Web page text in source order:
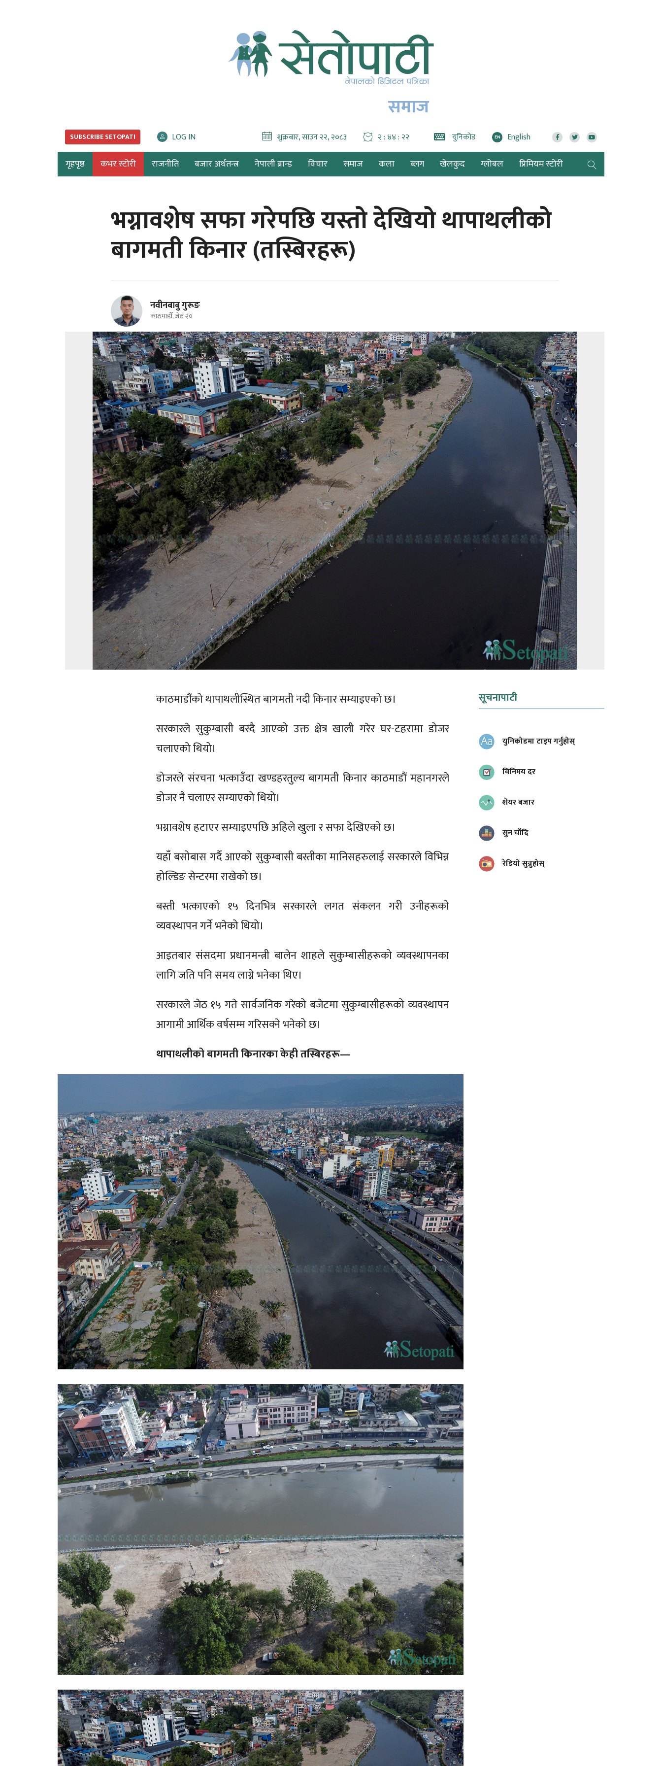
समाज
SUBSCRIBE SETOPATI LOG IN शुक्रबार, साउन २२, २०८३ २ : ४४ : २४ युनिकोड EN English
गृहपृष्ठ कभर स्टोरी राजनीति बजार अर्थतन्त्र नेपाली ब्रान्ड विचार समाज कला ब्लग खेलकुद ग्लोबल प्रिमियम स्टोरी
भग्नावशेष सफा गरेपछि यस्तो देखियो थापाथलीको
बागमती किनार (तस्बिरहरू)
नवीनबाबु गुरूङ
काठमाडौँ, जेठ २०
काठमाडौंको थापाथलीस्थित बागमती नदी किनार सम्याइएको छ।
सरकारले सुकुम्बासी बस्दै आएको उक्त क्षेत्र खाली गरेर घर-टहरामा डोजर
चलाएको थियो।
डोजरले संरचना भत्काउँदा खण्डहरतुल्य बागमती किनार काठमाडौं महानगरले
डोजर नै चलाएर सम्याएको थियो।
भग्नावशेष हटाएर सम्याइएपछि अहिले खुला र सफा देखिएको छ।
यहाँ बसोबास गर्दै आएको सुकुम्बासी बस्तीका मानिसहरुलाई सरकारले विभिन्न
होल्डिङ सेन्टरमा राखेको छ।
बस्ती भत्काएको १५ दिनभित्र सरकारले लगत संकलन गरी उनीहरूको
व्यवस्थापन गर्ने भनेको थियो।
आइतबार संसदमा प्रधानमन्त्री बालेन शाहले सुकुम्बासी‍हरूको व्यवस्थापनका
लागि जति पनि समय लाग्ने भनेका थिए।
सरकारले जेठ १५ गते सार्वजनिक गरेको बजेटमा सुकुम्बासीहरूको व्यवस्थापन
आगामी आर्थिक वर्षसम्म गरिसक्ने भनेको छ।
थापाथलीको बागमती किनारका केही तस्बिरहरू—
सूचनापाटी
युनिकोडमा टाइप गर्नुहोस्
विनिमय दर
शेयर बजार
सुन चाँदि
रेडियो सुन्नुहोस्